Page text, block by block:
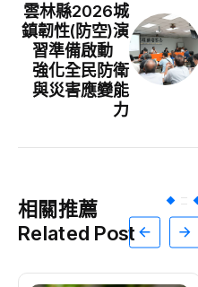
雲林縣2026城
鎮韌性(防空)演
習準備啟動
強化全民防衛
與災害應變能
力
相關推薦
Related Post